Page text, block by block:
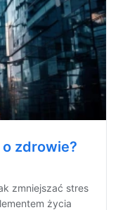
zdrowie?
zmniejszać stres
życia